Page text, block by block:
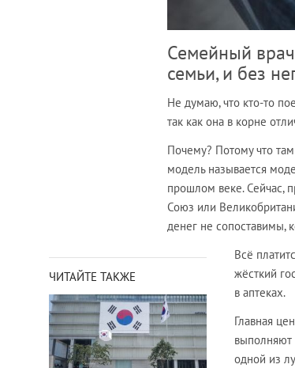
Семейный
семьи, и без
Не думаю, что кто-то
так как она в корне
Почему? Потому что
модель называется
прошлом веке. Сейчас,
Союз или
денег не сопоставимы,
ЧИТАЙТЕ ТАКЖЕ
Всё
жёсткий
в аптеках.
Главная
выполняют
одной из